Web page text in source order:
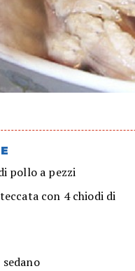
pollo a pezzi
con 4 chiodi di